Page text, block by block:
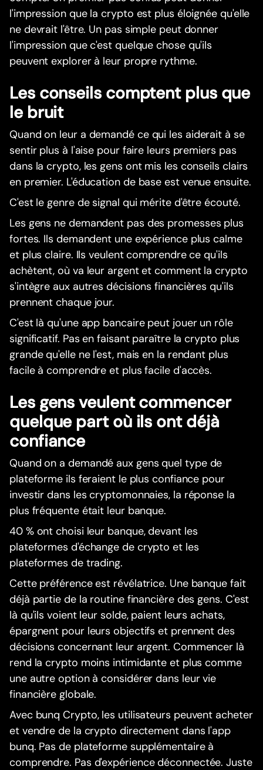
l'impression que la crypto est plus éloignée qu'elle
ne devrait l'être. Un pas simple peut donner
l'impression que c'est quelque chose qu'ils
peuvent explorer à leur propre rythme.
Les conseils comptent plus que
le bruit
Quand on leur a demandé ce qui les aiderait à se
sentir plus à l'aise pour faire leurs premiers pas
dans la crypto, les gens ont mis les conseils clairs
en premier. L'éducation de base est venue ensuite.
C'est le genre de signal qui mérite d'être écouté.
Les gens ne demandent pas des promesses plus
fortes. Ils demandent une expérience plus calme
et plus claire. Ils veulent comprendre ce qu'ils
achètent, où va leur argent et comment la crypto
s'intègre aux autres décisions financières qu'ils
prennent chaque jour.
C'est là qu'une app bancaire peut jouer un rôle
significatif. Pas en faisant paraître la crypto plus
grande qu'elle ne l'est, mais en la rendant plus
facile à comprendre et plus facile d'accès.
Les gens veulent commencer
quelque part où ils ont déjà
confiance
Quand on a demandé aux gens quel type de
plateforme ils feraient le plus confiance pour
investir dans les cryptomonnaies, la réponse la
plus fréquente était leur banque.
40 % ont choisi leur banque, devant les
plateformes d'échange de crypto et les
plateformes de trading.
Cette préférence est révélatrice. Une banque fait
déjà partie de la routine financière des gens. C'est
là qu'ils voient leur solde, paient leurs achats,
épargnent pour leurs objectifs et prennent des
décisions concernant leur argent. Commencer là
rend la crypto moins intimidante et plus comme
une autre option à considérer dans leur vie
financière globale.
Avec bunq Crypto, les utilisateurs peuvent acheter
et vendre de la crypto directement dans l'app
bunq. Pas de plateforme supplémentaire à
comprendre. Pas d'expérience déconnectée. Juste